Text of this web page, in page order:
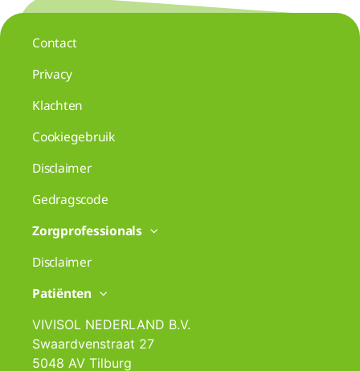
Contact
Privacy
Klachten
Cookiegebruik
Disclaimer
Gedragscode
Zorgprofessionals
Disclaimer
Patiënten
VIVISOL NEDERLAND B.V.
Swaardvenstraat 27
5048 AV Tilburg